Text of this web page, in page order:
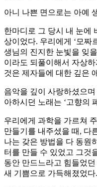
아니 나쁜 면으로는 아예
한마디로 그 당시 내 눈에
상이었다. 우리에게 ‘모짜
생님의 진지한 눈빛을 잊
이라도 되풀이해서 자상
것은 제자들에 대한 깊은
음악을 깊이 사랑하셨으
아하시던 노래는 ‘고향의
우리에게 과학을 가르쳐
만들기를 내주셨을 때, 다
나는 갖은 방법을 다 동원
터를 만들 수 있었고 그것
동안 만드느라고 힘들었
새 기쁨으로 가득해졌었다.